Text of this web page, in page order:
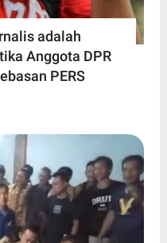
adalah
Anggota DPR
PERS